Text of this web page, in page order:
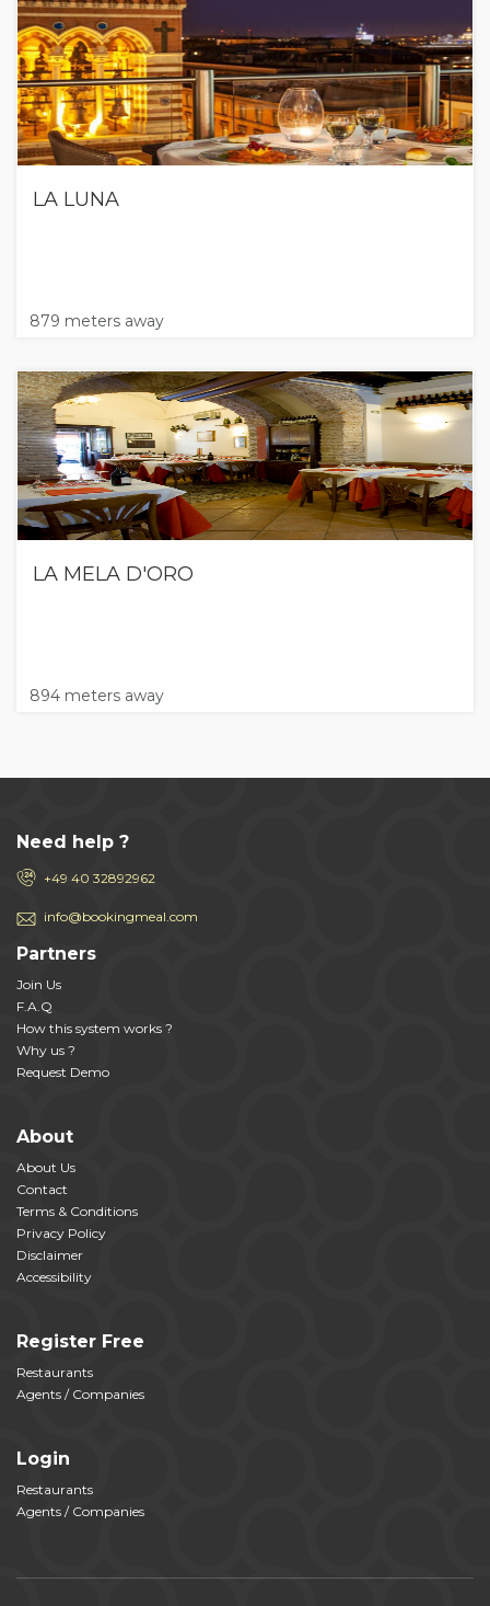
LA LUNA
879 meters away
LA MELA D'ORO
894 meters away
Need help ?
+49 40 32892962
info@bookingmeal.com
Partners
Join Us
F.A.Q
How this system works ?
Why us ?
Request Demo
About
About Us
Contact
Terms & Conditions
Privacy Policy
Disclaimer
Accessibility
Register Free
Restaurants
Agents / Companies
Login
Restaurants
Agents / Companies